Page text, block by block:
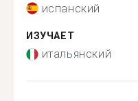
испанский
ИЗУЧАЕТ
итальянский